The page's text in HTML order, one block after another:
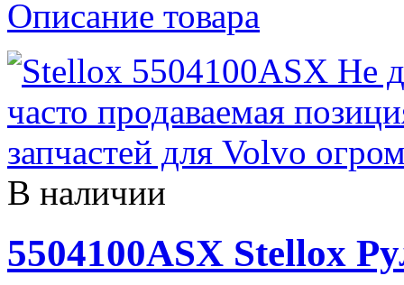
Описание товара
В наличии
5504100ASX Stellox